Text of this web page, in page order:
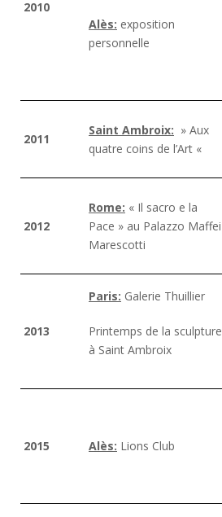
2010
Alès: exposition
personnelle
2011
Saint Ambroix: » Aux
quatre coins de l’Art «
2012
Rome: « Il sacro e la
Pace » au Palazzo Maffei
Marescotti
2013
Paris: Galerie Thuillier
Printemps de la sculpture
à Saint Ambroix
2015 Alès: Lions Club